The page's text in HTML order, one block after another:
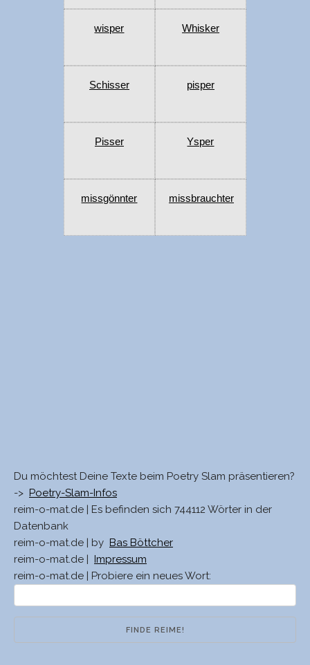
wisper Whisker
Schisser pisper
Pisser Ysper
missgönnter missbrauchter
Du möchtest Deine Texte beim Poetry Slam präsentieren?
-> Poetry-Slam-Infos
reim-o-mat.de | Es befinden sich 744112 Wörter in der
Datenbank
reim-o-mat.de | by Bas Böttcher
reim-o-mat.de |
Impressum
reim-o-mat.de | Probiere ein neues Wort: